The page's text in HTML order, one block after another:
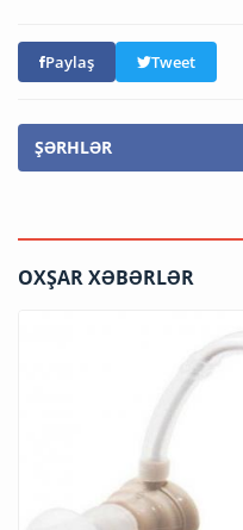
Paylaş Tweet
ŞƏRHLƏR
OXŞAR XƏBƏRLƏR